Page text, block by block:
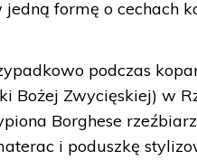
jedną formę o cechach
podczas
Bożej Zwycięskiej) w
Borghese
i poduszkę